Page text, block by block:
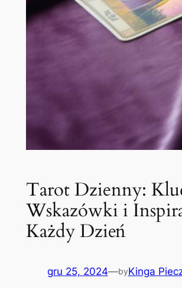
Tarot Dzienny:
Wskazówki i
Każdy Dzień
gru 25, 2024—byKinga